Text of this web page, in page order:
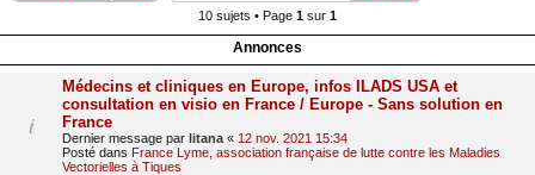
10 sujets • Page 1 sur 1
Annonces
Médecins et cliniques en Europe, infos ILADS USA et
consultation en visio en France / Europe - Sans solution en
France
Dernier message par litana « 12 nov. 2021 15:34
Posté dans France Lyme, association française de lutte contre les Maladies
Vectorielles à Tiques